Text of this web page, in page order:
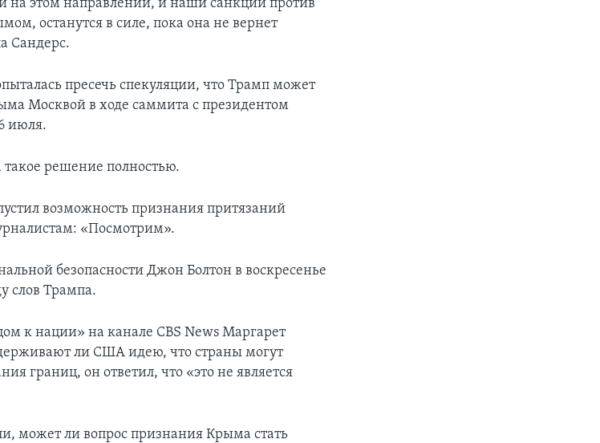
на этом направлении, и наши санкции против
останутся в силе, пока она не вернет
Сандерс.
пресечь спекуляции, что Трамп может
Москвой в ходе саммита с президентом
июля.
решение полностью.
возможность признания притязаний
«Посмотрим».
безопасности Джон Болтон в воскресенье
слов Трампа.
к нации» на канале CBS News Маргарет
ли США идею, что страны могут
границ, он ответил, что «это не является
может ли вопрос признания Крыма стать